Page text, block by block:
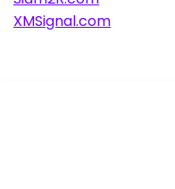
XMSignal.com